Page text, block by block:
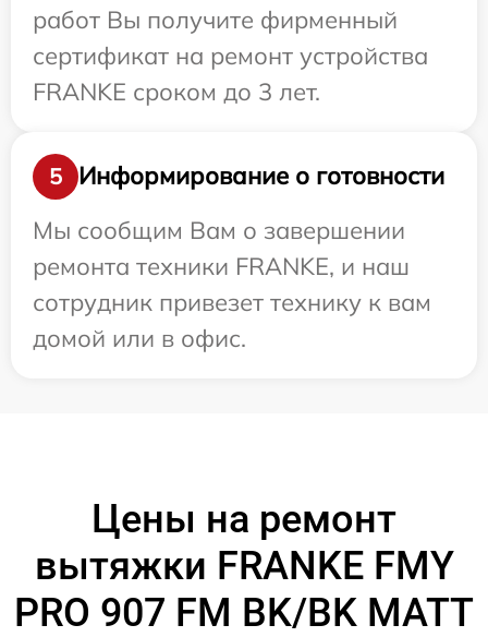
работ Вы получите фирменный
сертификат на ремонт устройства
FRANKE сроком до 3 лет.
5
Информирование о готовности
Мы сообщим Вам о завершении
ремонта техники FRANKE, и наш
сотрудник привезет технику к вам
домой или в офис.
Цены на ремонт
вытяжки FRANKE FMY
PRO 907 FM BK/BK MATT